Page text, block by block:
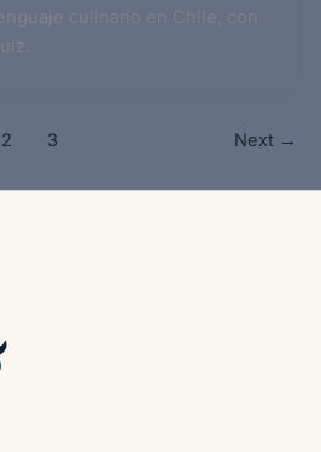
culinario en Chile, con
2 3 Next →